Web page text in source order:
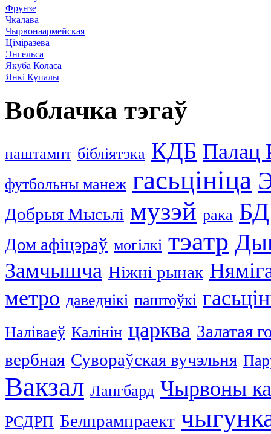
Фрунзе
Чкалава
Чырвонаармейская
Ціміразева
Энгельса
Якуба Коласа
Янкі Купалы
Воблачка тэгаў
паштампт бібліятэка КДБ Палац
футбольны манеж гасьцініца
Добрыя Мысьлі музэй рака
Дом афіцэраў могілкі тэатр
Замчышча Ніжні рынак
метро даведнікі паштоўкі
Наліваеў Калінін царква Залатая
вербная Сувораўская вучэльня
Вакзал Лангбард Чырвоны
РСДРП Белпрампраект